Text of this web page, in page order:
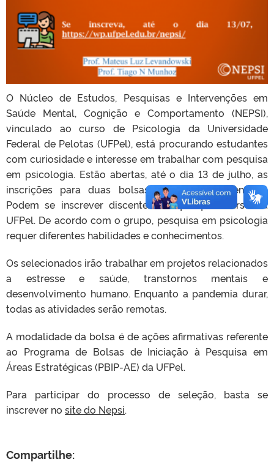
O Núcleo de Estudos, Pesquisas e Intervenções em
Saúde Mental, Cognição e Comportamento (NEPSI),
vinculado ao curso de Psicologia da Universidade
Federal de Pelotas (UFPel), está procurando estudantes
com curiosidade e interesse em trabalhar com pesquisa
em psicologia. Estão abertas, até o dia 13 de julho, as
inscrições para duas bolsas de Iniciação Científica.
Podem se inscrever discentes de qualquer curso da
UFPel. De acordo com o grupo, pesquisa em psicologia
requer diferentes habilidades e conhecimentos.
Os selecionados irão trabalhar em projetos relacionados
a estresse e saúde, transtornos mentais e
desenvolvimento humano. Enquanto a pandemia durar,
todas as atividades serão remotas.
A modalidade da bolsa é de ações afirmativas referente
ao Programa de Bolsas de Iniciação à Pesquisa em
Áreas Estratégicas (PBIP-AE) da UFPel.
Para participar do processo de seleção, basta se
inscrever no site do Nepsi.
Compartilhe: